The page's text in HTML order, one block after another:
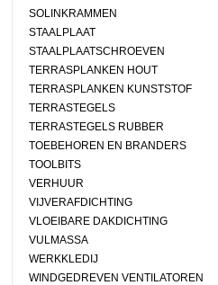
SOLINKRAMMEN
STAALPLAAT
STAALPLAATSCHROEVEN
TERRASPLANKEN HOUT
TERRASPLANKEN KUNSTSTOF
TERRASTEGELS
TERRASTEGELS RUBBER
TOEBEHOREN EN BRANDERS
TOOLBITS
VERHUUR
VIJVERAFDICHTING
VLOEIBARE DAKDICHTING
VULMASSA
WERKKLEDIJ
WINDGEDREVEN VENTILATOREN